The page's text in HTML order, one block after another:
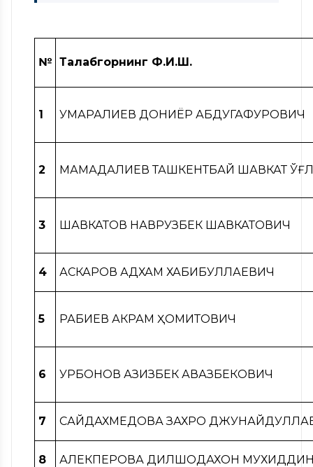
№ Талабгорнинг Ф.И.Ш.
1 УМАРАЛИЕВ ДОНИЁР АБДУГАФУРОВИЧ
2 МАМАДАЛИЕВ ТАШКЕНТБАЙ ШАВКАТ
3 ШАВКАТОВ НАВРУЗБЕК ШАВКАТОВИЧ
4 АСКАРОВ АДХАМ ХАБИБУЛЛАЕВИЧ
5 РАБИЕВ АКРАМ ҲОМИТОВИЧ
6 ҚУРБОНОВ АЗИЗБЕК АВАЗБЕКОВИЧ
7 САЙДАХМЕДОВА ЗАХРО
8 АЛЕКПЕРОВА ДИЛШОДАХОН МУХИДДИН